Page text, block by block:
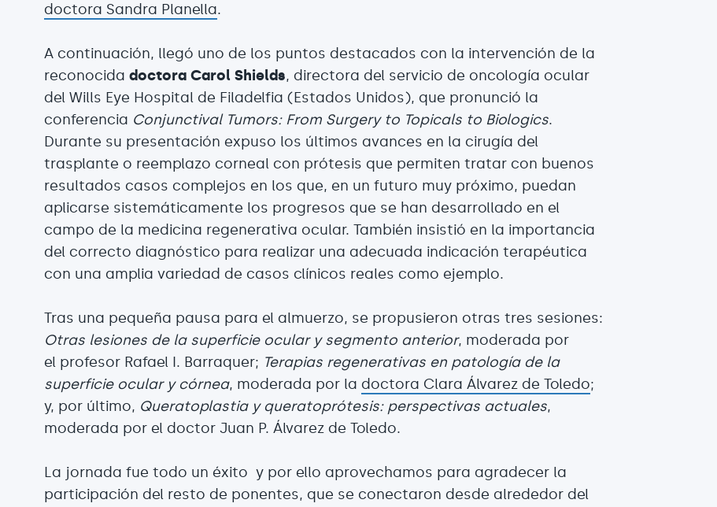
doctora Sandra Planella.
A continuación, llegó uno de los puntos destacados con la intervención de la
reconocidadoctora Carol Shields, directora del servicio de oncología ocular
del Wills Eye Hospital de Filadelfia (Estados Unidos), que pronunció la
conferencia Conjunctival Tumors: From Surgery to Topicals to Biologics.
Durante su presentación expuso los últimos avances en la cirugía del
trasplante o reemplazo corneal con prótesis que permiten tratar con buenos
resultados casos complejos en los que, en un futuro muy próximo, puedan
aplicarse sistemáticamente los progresos que se han desarrollado en el
campo de la medicina regenerativa ocular. También insistió en la importancia
del correcto diagnóstico para realizar una adecuada indicación terapéutica
con una amplia variedad de casos clínicos reales como ejemplo.
Tras una pequeña pausa para el almuerzo, se propusieron otras tres sesiones:
Otras lesiones de la superficie ocular y segmento anterior, moderada por
el profesor Rafael I. Barraquer; Terapias regenerativas en patología de la
superficie ocular y córnea, moderada por la doctora Clara Álvarez de Toledo;
y, por último, Queratoplastia y queratoprótesis: perspectivas actuales,
moderada por el doctor Juan P. Álvarez de Toledo.
La jornada fue todo un éxito y por ello aprovechamos para agradecer la
participación del resto de ponentes, que se conectaron desde alrededor del